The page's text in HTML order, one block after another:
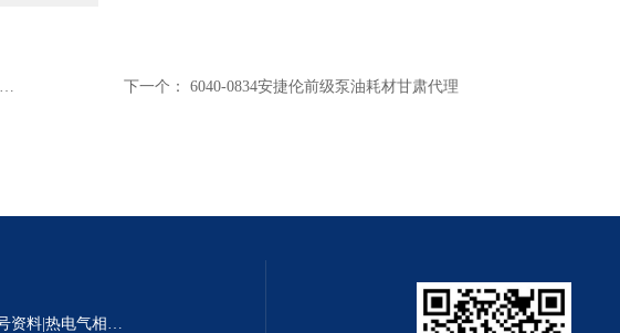
下一个： 6040-0834安捷伦前级泵油耗材甘肃代理
全线热电色谱耗材货号资料|热电气相色谱耗材货号|热电气相色谱耗材货号总代理